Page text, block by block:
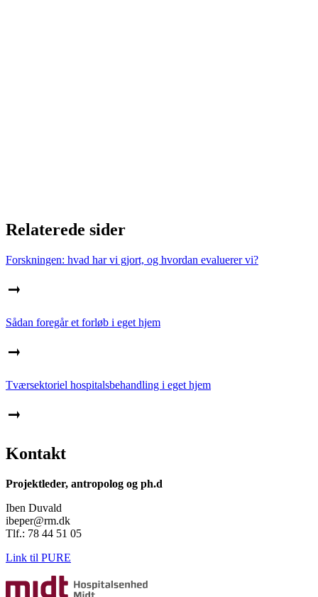
Relaterede sider
Forskningen: hvad har vi gjort, og hvordan evaluerer vi?
Sådan foregår et forløb i eget hjem
Tværsektoriel hospitalsbehandling i eget hjem
Kontakt
Projektleder, antropolog og ph.d
Iben Duvald
ibeper@rm.dk
Tlf.: 78 44 51 05
Link til PURE